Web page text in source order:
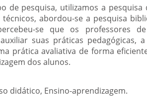
de pesquisa, utilizamos a
abordou-se a pesquisa
se que os professores
suas práticas pedagógicas,
prática avaliativa de forma
dos alunos.
didático, Ensino-aprendizagem.